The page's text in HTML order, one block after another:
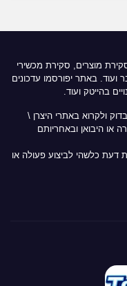
מוצרים, סקירת מכשירי
ועוד. באתר יפורסמו עדכונים
בהייטק ועוד.
ולקרוא באתרי היצרן \
או היבואן ובאחריותם
דעת כלשהי לביצוע פעולה או